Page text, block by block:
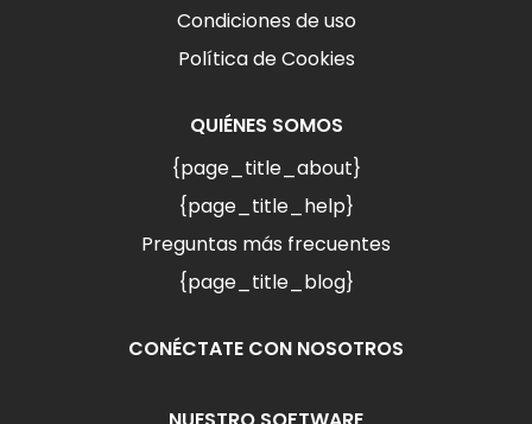
Condiciones de uso
Política de Cookies
QUIÉNES SOMOS
{page_title_about}
{page_title_help}
Preguntas más frecuentes
{page_title_blog}
CONÉCTATE CON NOSOTROS